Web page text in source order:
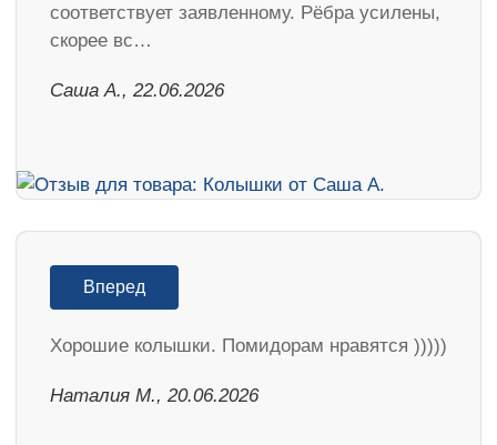
соответствует заявленному. Рёбра усилены,
скорее вс…
Саша А., 22.06.2026
Вперед
Хорошие колышки. Помидорам нравятся )))))
Наталия М., 20.06.2026